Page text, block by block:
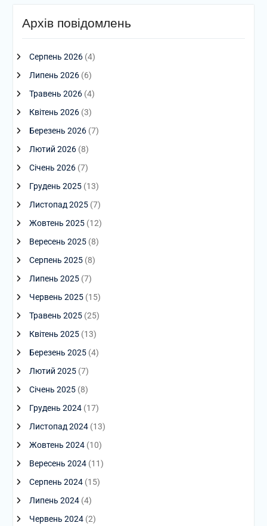
Архів повідомлень
Серпень 2026(4)
Липень 2026(6)
Травень 2026(4)
Квітень 2026(3)
Березень 2026(7)
Лютий 2026(8)
Січень 2026(7)
Грудень 2025(13)
Листопад 2025(7)
Жовтень 2025(12)
Вересень 2025(8)
Серпень 2025(8)
Липень 2025(7)
Червень 2025(15)
Травень 2025(25)
Квітень 2025(13)
Березень 2025(4)
Лютий 2025(7)
Січень 2025(8)
Грудень 2024(17)
Листопад 2024(13)
Жовтень 2024(10)
Вересень 2024(11)
Серпень 2024(15)
Липень 2024(4)
Червень 2024(2)